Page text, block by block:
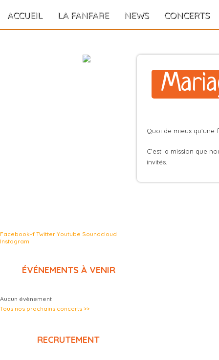
ACCUEIL LA FANFARE NEWS CONCERTS
Facebook-f Twitter Youtube Soundcloud
Instagram
ÉVÉNEMENTS À VENIR
Aucun évènement
Tous nos prochains concerts >>
RECRUTEMENT
Quoi de mieux qu’une
C’est la mission que
invités.